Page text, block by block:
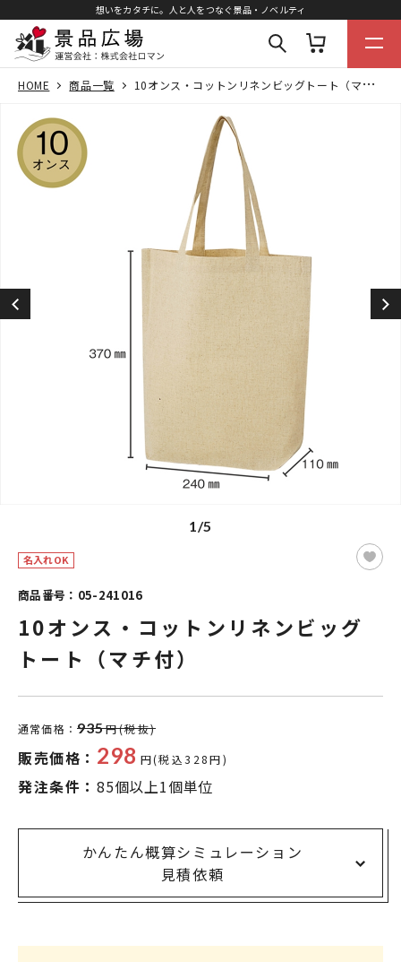
想いをカタチに。人と人をつなぐ景品・ノベルティ
HOME 商品一覧 10オンス・コットンリネンビッグトート（マチ付）
1/5
名入れOK
商品番号：05-241016
10オンス・コットンリネンビッグ
トート（マチ付）
通常価格： 935円(税抜)
販売価格： 298 円(税込328円)
発注条件： 85個以上1個単位
かんたん概算シミュレーション
見積依頼